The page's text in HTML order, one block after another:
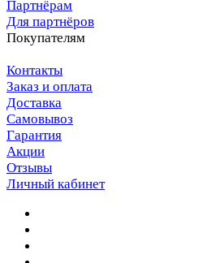
Партнёрам
Для партнёров
Покупателям
Контакты
Заказ и оплата
Доставка
Самовывоз
Гарантия
Акции
Отзывы
Личный кабинет